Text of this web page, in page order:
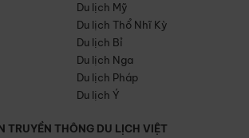
Du lịch Mỹ
Du lịch Thổ Nhĩ Kỳ
Du lịch Bỉ
Du lịch Nga
Du lịch Pháp
Du lịch Ý
TRUYỀN THÔNG DU LỊCH VIỆT